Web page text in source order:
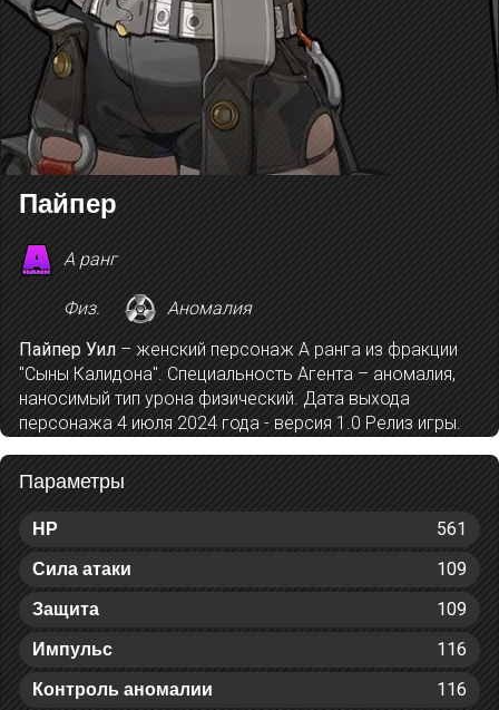
Пайпер
A ранг
Физ.
Аномалия
Пайпер Уил – женский персонаж A ранга из фракции
"Сыны Калидона". Специальность Агента – аномалия,
наносимый тип урона физический. Дата выхода
персонажа 4 июля 2024 года - версия 1.0 Релиз игры.
Параметры
HP 561
Сила атаки 109
Защита 109
Импульс 116
Контроль аномалии 116